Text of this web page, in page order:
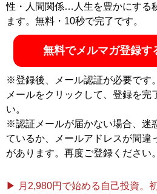
性・人間関係…人生を豊かにする
ます。無料・10秒で完了です。
無料でメルマガ登録
※登録後、メール認証が必要です
メールをクリックして、登録を完
い。
※認証メールが届かない場合、迷
ているか、メールアドレスが間違
があります。再度ご登録ください。
▶ 月2,980円で始める自己投資。